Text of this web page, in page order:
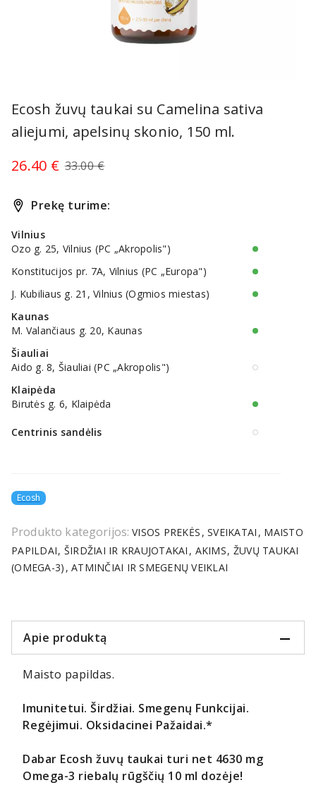
Ecosh žuvų taukai su Camelina sativa
aliejumi, apelsinų skonio, 150 ml.
26.40 € 33.00 €
Prekę turime:
Vilnius
Ozo g. 25, Vilnius (PC „Akropolis")
Konstitucijos pr. 7A, Vilnius (PC „Europa")
J. Kubiliaus g. 21, Vilnius (Ogmios miestas)
Kaunas
M. Valančiaus g. 20, Kaunas
Šiauliai
Aido g. 8, Šiauliai (PC „Akropolis")
Klaipėda
Birutės g. 6, Klaipėda
Centrinis sandėlis
Ecosh
Produkto kategorijos: VISOS PREKĖS SVEIKATAI MAISTO
PAPILDAI ŠIRDŽIAI IR KRAUJOTAKAI AKIMS ŽUVŲ TAUKAI
(OMEGA-3) ATMINČIAI IR SMEGENŲ VEIKLAI
Apie produktą
Maisto papildas.
Imunitetui. Širdžiai. Smegenų Funkcijai.
Regėjimui. Oksidacinei Pažaidai.*
Dabar Ecosh žuvų taukai turi net 4630 mg
Omega-3 riebalų rūgščių 10 ml dozėje!